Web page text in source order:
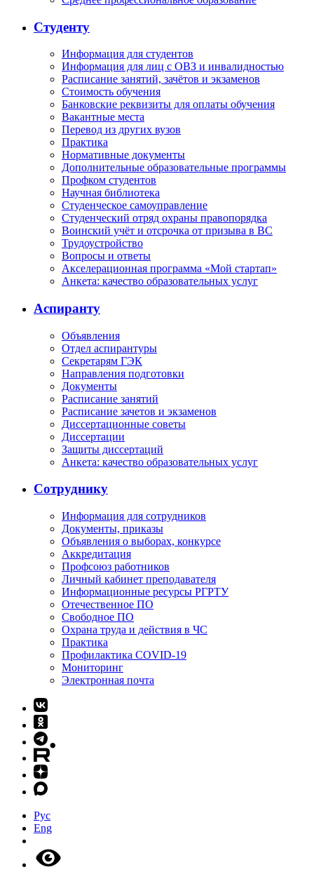
Студенту
Информация для студентов
Информация для лиц с ОВЗ и инвалидностью
Расписание занятий, зачётов и экзаменов
Стоимость обучения
Банковские реквизиты для оплаты обучения
Вакантные места
Перевод из других вузов
Практика
Нормативные документы
Дополнительные образовательные программы
Профком студентов
Научная библиотека
Студенческое самоуправление
Студенческий отряд охраны правопорядка
Воинский учёт и отсрочка от призыва в ВС
Трудоустройство
Вопросы и ответы
Акселерационная программа «Мой стартап»
Анкета: качество образовательных услуг
Аспиранту
Объявления
Отдел аспирантуры
Секретарям ГЭК
Направления подготовки
Документы
Расписание занятий
Расписание зачетов и экзаменов
Диссертационные советы
Диссертации
Защиты диссертаций
Анкета: качество образовательных услуг
Сотруднику
Информация для сотрудников
Документы, приказы
Объявления о выборах, конкурсе
Аккредитация
Профсоюз работников
Личный кабинет преподавателя
Информационные ресурсы РГРТУ
Отечественное ПО
Свободное ПО
Охрана труда и действия в ЧС
Практика
Профилактика COVID-19
Мониторинг
Электронная почта
Рус
Eng